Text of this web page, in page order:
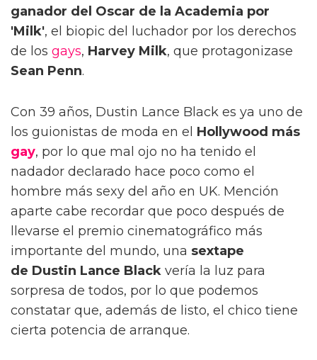
ganador del Oscar de la Academia por
'Milk', el biopic del luchador por los derechos
de los gays, Harvey Milk, que protagonizase
Sean Penn.
Con 39 años, Dustin Lance Black es ya uno de
los guionistas de moda en el Hollywood más
gay, por lo que mal ojo no ha tenido el
nadador declarado hace poco como el
hombre más sexy del año en UK. Mención
aparte cabe recordar que poco después de
llevarse el premio cinematográfico más
importante del mundo, una sextape
de Dustin Lance Black vería la luz para
sorpresa de todos, por lo que podemos
constatar que, además de listo, el chico tiene
cierta potencia de arranque.